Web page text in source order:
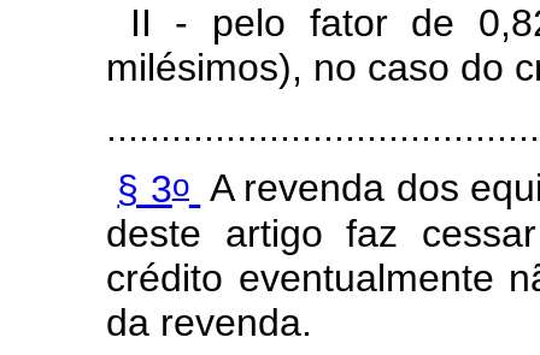
II - pelo fator de
milésimos), no caso do
§ 3o A revenda dos
deste artigo faz
crédito eventualmente
da revenda.